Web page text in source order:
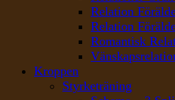
Relation
Relation
Romantisk
Kroppen
Styrketräning